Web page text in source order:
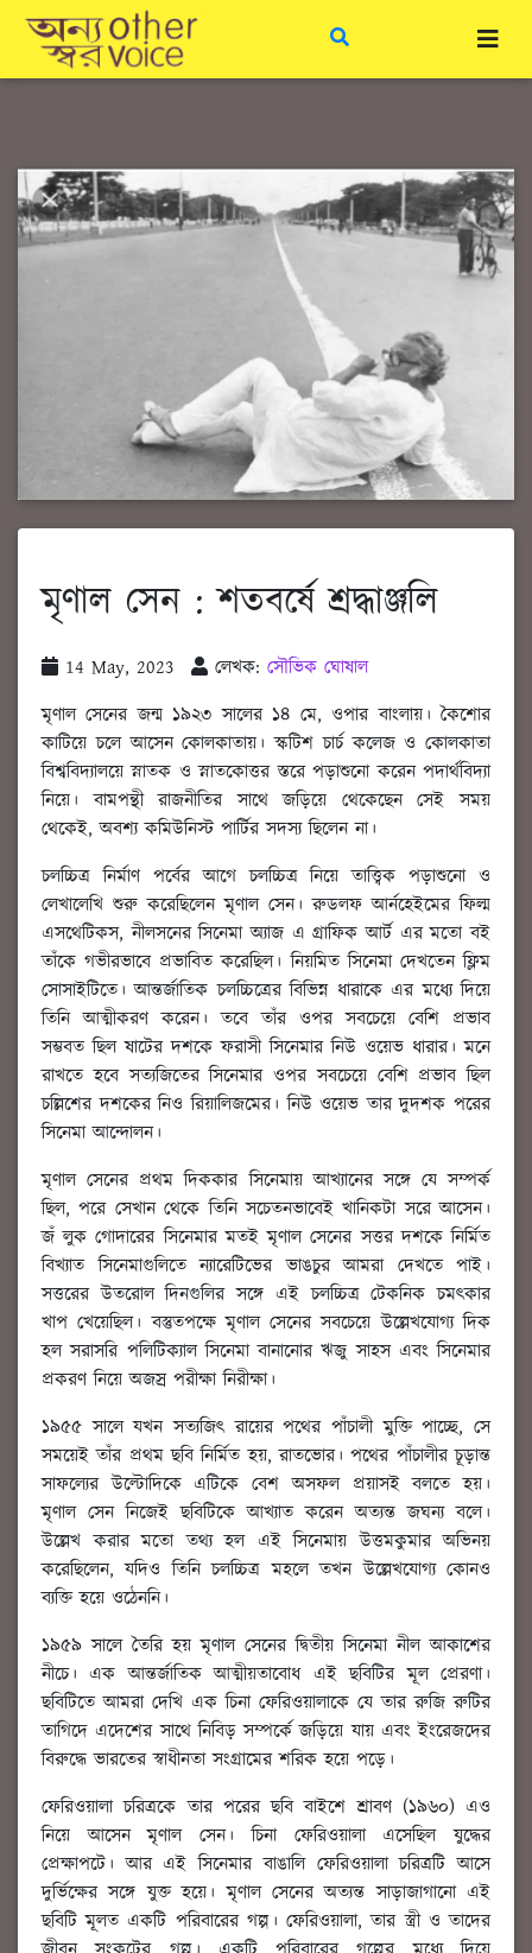
মৃণাল সেন : শতবর্ষে শ্রদ্ধাঞ্জলি
14 May, 2023 লেখক: সৌভিক ঘোষাল
মৃণাল সেনের জন্ম ১৯২৩ সালের ১৪ মে, ওপার বাংলায়। কৈশোর
কাটিয়ে চলে আসেন কোলকাতায়। স্কটিশ চার্চ কলেজ ও কোলকাতা
বিশ্ববিদ্যালয়ে স্নাতক ও স্নাতকোত্তর স্তরে পড়াশুনো করেন পদার্থবিদ্যা
নিয়ে। বামপন্থী রাজনীতির সাথে জড়িয়ে থেকেছেন সেই সময়
থেকেই, অবশ্য কমিউনিস্ট পার্টির সদস্য ছিলেন না।
চলচ্চিত্র নির্মাণ পর্বের আগে চলচ্চিত্র নিয়ে তাত্ত্বিক পড়াশুনো ও
লেখালেখি শুরু করেছিলেন মৃণাল সেন। রুডলফ আর্নহেইমের ফিল্ম
এসথেটিকস, নীলসনের সিনেমা অ্যাজ এ গ্রাফিক আর্ট এর মতো বই
তাঁকে গভীরভাবে প্রভাবিত করেছিল। নিয়মিত সিনেমা দেখতেন ফ্লিম
সোসাইটিতে। আন্তর্জাতিক চলচ্চিত্রের বিভিন্ন ধারাকে এর মধ্যে দিয়ে
তিনি আত্মীকরণ করেন। তবে তাঁর ওপর সবচেয়ে বেশি প্রভাব
সম্ভবত ছিল ষাটের দশকে ফরাসী সিনেমার নিউ ওয়েভ ধারার। মনে
রাখতে হবে সত্যজিতের সিনেমার ওপর সবচেয়ে বেশি প্রভাব ছিল
চল্লিশের দশকের নিও রিয়ালিজমের। নিউ ওয়েভ তার দুদশক পরের
সিনেমা আন্দোলন।
মৃণাল সেনের প্রথম দিককার সিনেমায় আখ্যানের সঙ্গে যে সম্পর্ক
ছিল, পরে সেখান থেকে তিনি সচেতনভাবেই খানিকটা সরে আসেন।
জঁ লুক গোদারের সিনেমার মতই মৃণাল সেনের সত্তর দশকে নির্মিত
বিখ্যাত সিনেমাগুলিতে ন্যারেটিভের ভাঙচুর আমরা দেখতে পাই।
সত্তরের উতরোল দিনগুলির সঙ্গে এই চলচ্চিত্র টেকনিক চমৎকার
খাপ খেয়েছিল। বস্তুতপক্ষে মৃণাল সেনের সবচেয়ে উল্লেখযোগ্য দিক
হল সরাসরি পলিটিক্যাল সিনেমা বানানোর ঋজু সাহস এবং সিনেমার
প্রকরণ নিয়ে অজস্র পরীক্ষা নিরীক্ষা।
১৯৫৫ সালে যখন সত্যজিৎ রায়ের পথের পাঁচালী মুক্তি পাচ্ছে, সে
সময়েই তাঁর প্রথম ছবি নির্মিত হয়, রাতভোর। পথের পাঁচালীর চূড়ান্ত
সাফল্যের উল্টোদিকে এটিকে বেশ অসফল প্রয়াসই বলতে হয়।
মৃণাল সেন নিজেই ছবিটিকে আখ্যাত করেন অত্যন্ত জঘন্য বলে।
উল্লেখ করার মতো তথ্য হল এই সিনেমায় উত্তমকুমার অভিনয়
করেছিলেন, যদিও তিনি চলচ্চিত্র মহলে তখন উল্লেখযোগ্য কোনও
ব্যক্তি হয়ে ওঠেননি।
১৯৫৯ সালে তৈরি হয় মৃণাল সেনের দ্বিতীয় সিনেমা নীল আকাশের
নীচে। এক আন্তর্জাতিক আত্মীয়তাবোধ এই ছবিটির মূল প্রেরণা।
ছবিটিতে আমরা দেখি এক চিনা ফেরিওয়ালাকে যে তার রুজি রুটির
তাগিদে এদেশের সাথে নিবিড় সম্পর্কে জড়িয়ে যায় এবং ইংরেজদের
বিরুদ্ধে ভারতের স্বাধীনতা সংগ্রামের শরিক হয়ে পড়ে।
ফেরিওয়ালা চরিত্রকে তার পরের ছবি বাইশে শ্রাবণ (১৯৬০) এও
নিয়ে আসেন মৃণাল সেন। চিনা ফেরিওয়ালা এসেছিল যুদ্ধের
প্রেক্ষাপটে। আর এই সিনেমার বাঙালি ফেরিওয়ালা চরিত্রটি আসে
দুর্ভিক্ষের সঙ্গে যুক্ত হয়ে। মৃণাল সেনের অত্যন্ত সাড়াজাগানো এই
ছবিটি মূলত একটি পরিবারের গল্প। ফেরিওয়ালা, তার স্ত্রী ও তাদের